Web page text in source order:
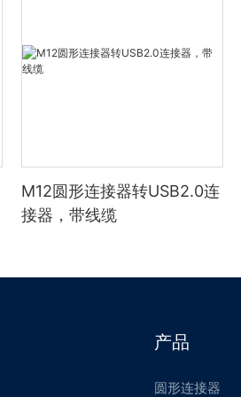
M12圆形连接器转USB2.0连
接器，带线缆
产品
圆形连接器